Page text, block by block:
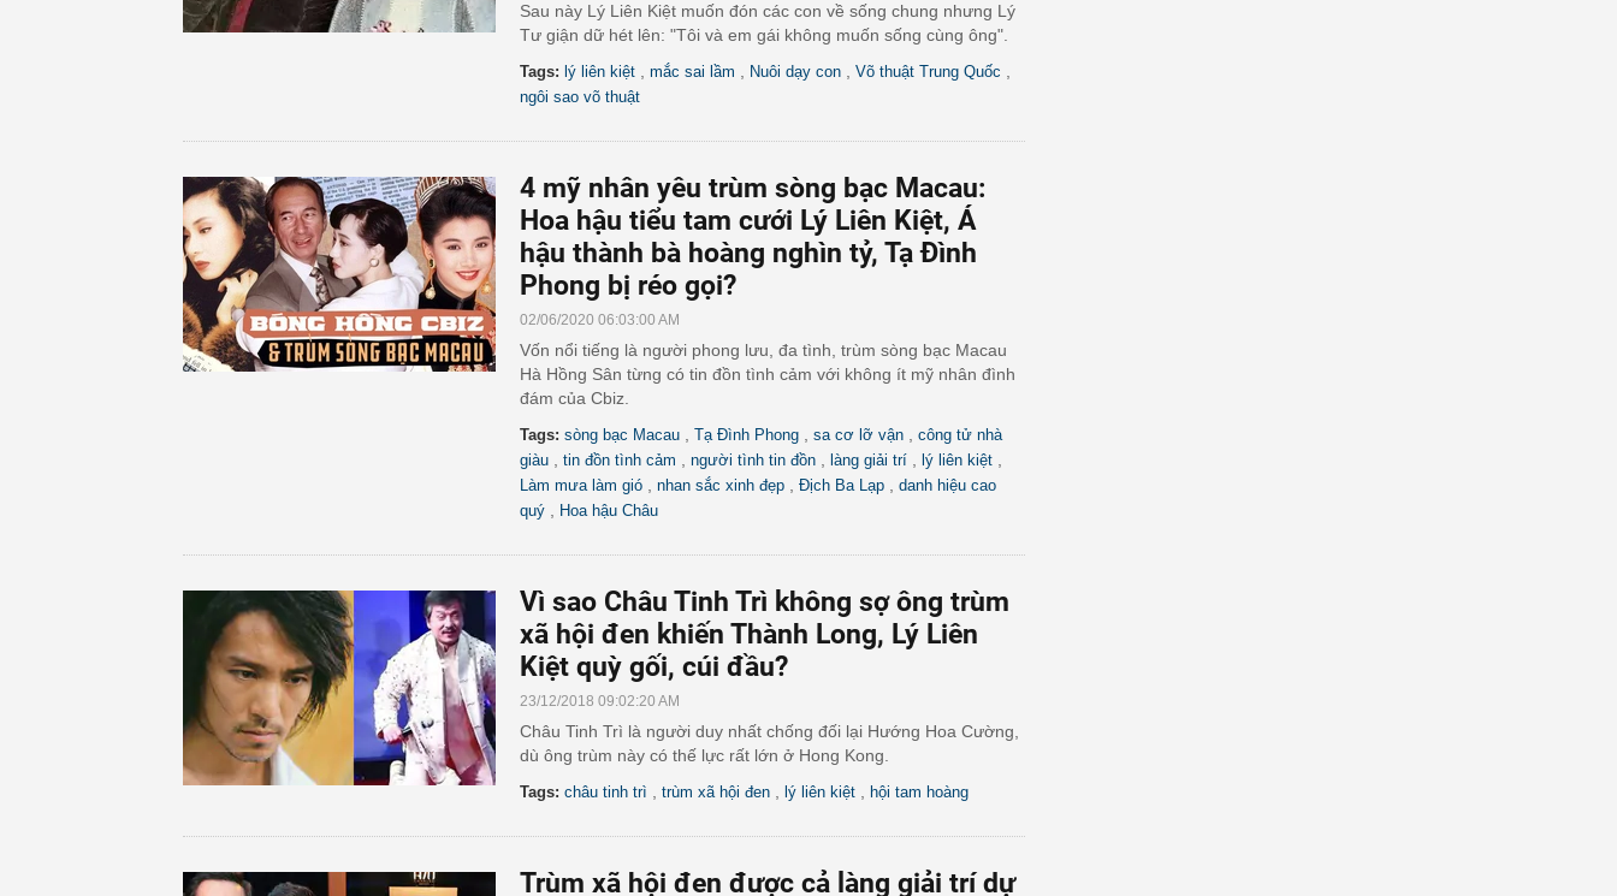
Sau này Lý Liên Kiệt muốn đón các con về sống chung nhưng Lý
Tư giận dữ hét lên: "Tôi và em gái không muốn sống cùng ông".
Tags: lý liên kiệt mắc sai lầm Nuôi dạy con Võ thuật Trung Quốc
ngôi sao võ thuật
4 mỹ nhân yêu trùm sòng bạc Macau:
Hoa hậu tiểu tam cưới Lý Liên Kiệt, Á
hậu thành bà hoàng nghìn tỷ, Tạ Đình
Phong bị réo gọi?
02/06/2020 06:03:00 AM
Vốn nổi tiếng là người phong lưu, đa tình, trùm sòng bạc Macau
Hà Hồng Sân từng có tin đồn tình cảm với không ít mỹ nhân đình
đám của Cbiz.
Tags: sòng bạc Macau Tạ Đình Phong sa cơ lỡ vận
công tử nhà
giàu
tin đồn tình cảm người tình tin đồn làng giải trí lý liên kiệt
Làm mưa làm gió nhan sắc xinh đẹp Địch Ba Lạp
danh hiệu cao
quý
Hoa hậu Châu
Vì sao Châu Tinh Trì không sợ ông trùm
xã hội đen khiến Thành Long, Lý Liên
Kiệt quỳ gối, cúi đầu?
23/12/2018 09:02:20 AM
Châu Tinh Trì là người duy nhất chống đối lại Hướng Hoa Cường,
dù ông trùm này có thế lực rất lớn ở Hong Kong.
Tags: châu tinh trì trùm xã hội đen lý liên kiệt hội tam hoàng
Trùm xã hội đen được cả làng giải trí dự